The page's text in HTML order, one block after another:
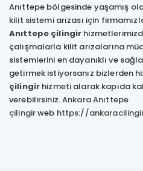
Anıttepe bölgesinde yaşamış
kilit sistemi arızası için
Anıttepe çilingir
çalışmalarla kilit arızalarına
sistemlerini en dayanıklı ve
getirmek istiyorsanız bizlerden
çilingir hizmeti alarak kapıda
verebilirsiniz.Ankara Anıttepe
çilingirweb https://